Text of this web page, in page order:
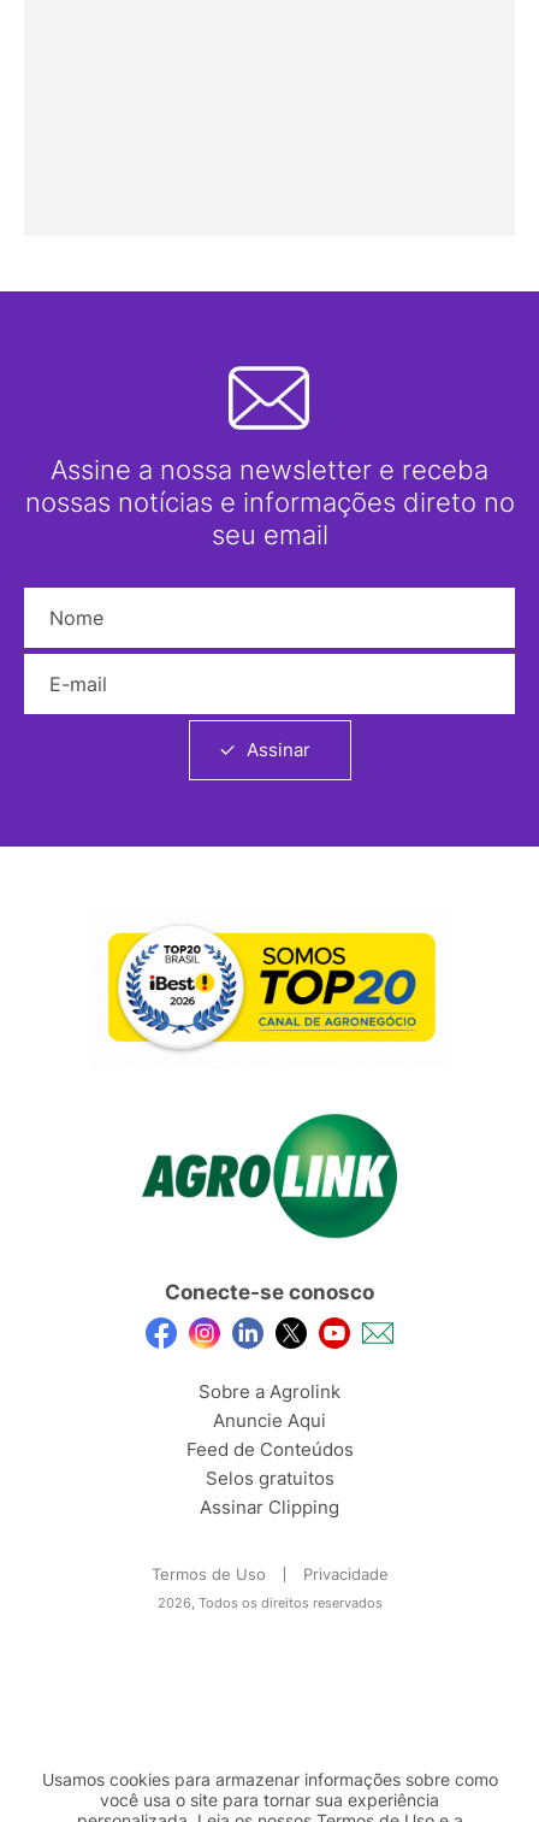
Assine a nossa newsletter e receba
nossas notícias e informações direto no
seu email
Assinar
Conecte-se conosco
Sobre a Agrolink
Anuncie Aqui
Feed de Conteúdos
Selos gratuitos
Assinar Clipping
Termos de Uso Privacidade
2026, Todos os direitos reservados
Usamos cookies para armazenar informações sobre como
você usa o site para tornar sua experiência